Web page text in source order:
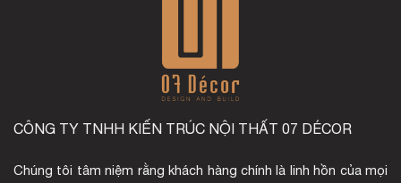
CÔNG TY TNHH KIẾN TRÚC NỘI THẤT 07 DÉCOR
Chúng tôi tâm niệm rằng khách hàng chính là linh hồn của mọi